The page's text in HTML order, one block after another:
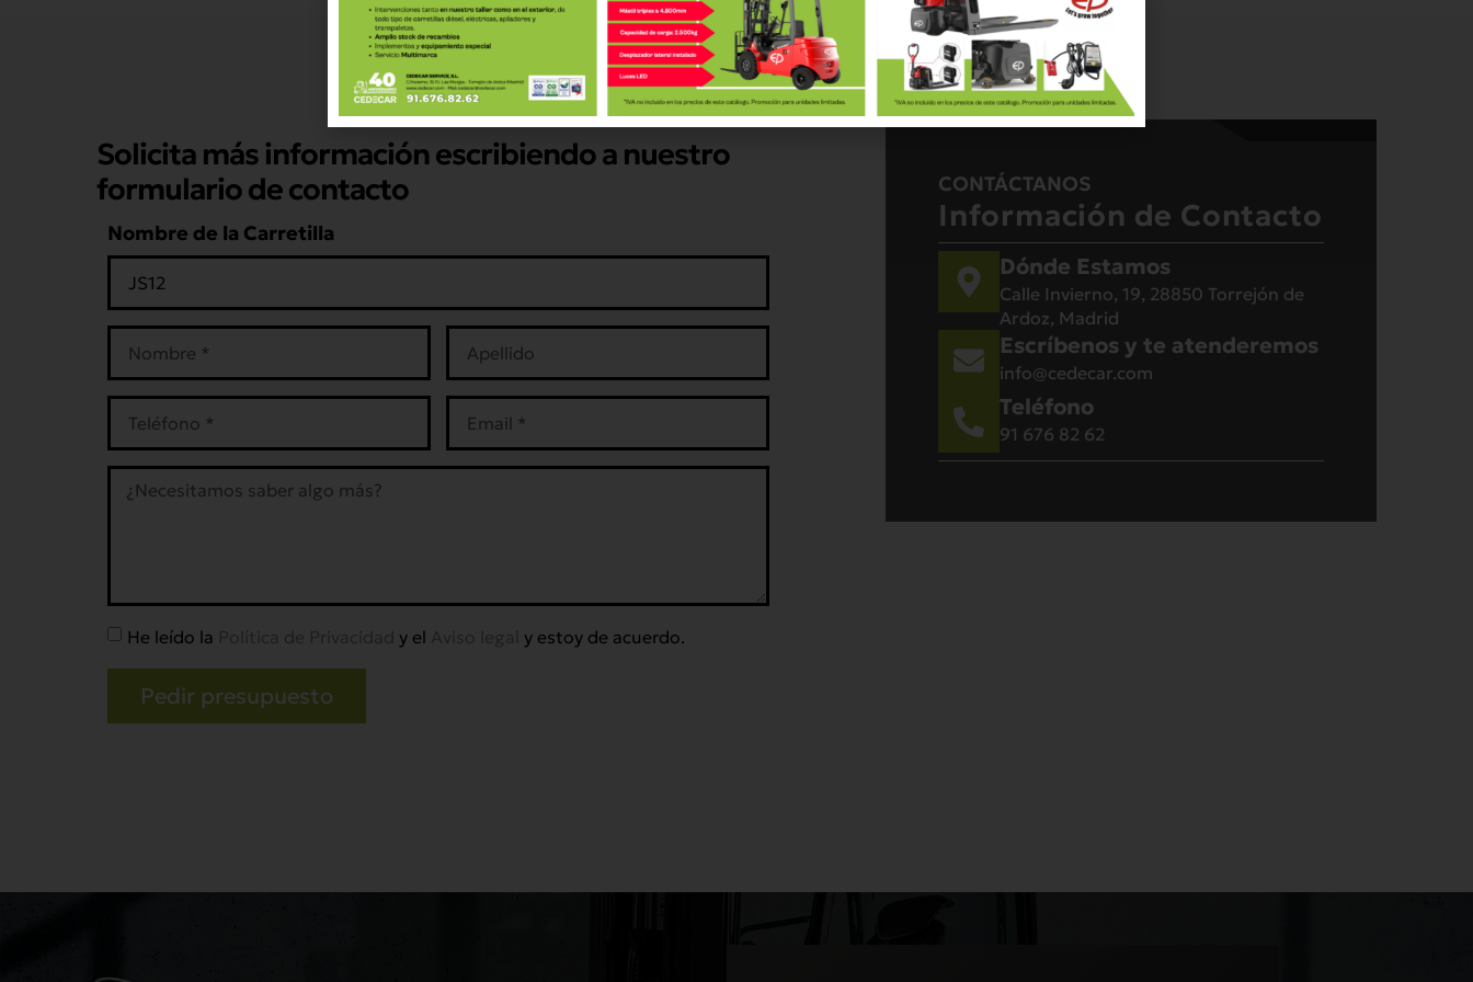
Solicita más información escribiendo a nuestro
formulario de contacto
Nombre de la Carretilla
He leído la y el y estoy de acuerdo.
Pedir presupuesto
CONTÁCTANOS
Información de Contacto
Dónde Estamos
Calle Invierno, 19, 28850 Torrejón de
Ardoz, Madrid
Escríbenos y te atenderemos
info@cedecar.com
Teléfono
91 676 82 62